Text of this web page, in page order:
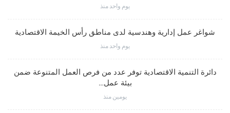
يوم واحد منذ
شواغر عمل إدارية وهندسية لدى مناطق رأس الخيمة الاقتصادية
يوم واحد منذ
دائرة التنمية الاقتصادية توفر عدد من فرص العمل المتنوعة ضمن
بيئة عمل…
يومين منذ